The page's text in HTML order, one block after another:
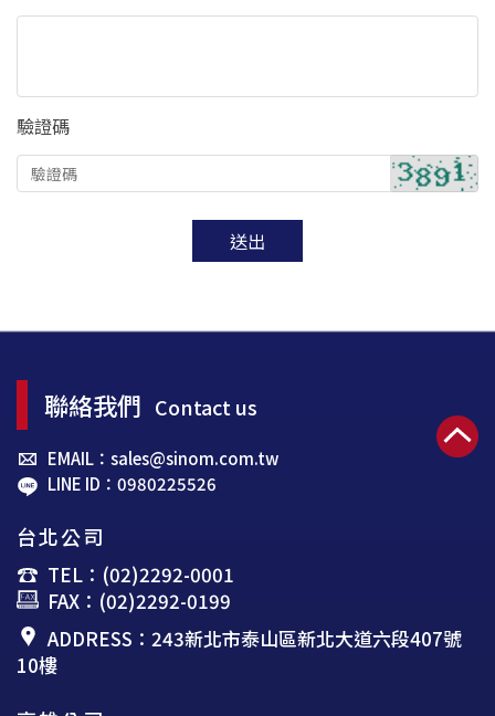
驗證碼
送出
聯絡我們 Contact us
EMAIL：sales@sinom.com.tw
LINE ID：0980225526
台北公司
TEL：(02)2292-0001
FAX：(02)2292-0199
ADDRESS：243新北市泰山區新北大道六段407號
10樓